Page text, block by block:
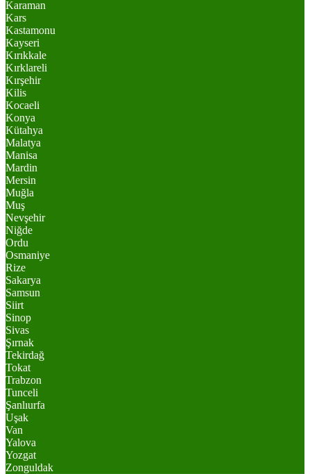
Karaman
Kars
Kastamonu
Kayseri
Kırıkkale
Kırklareli
Kırşehir
Kilis
Kocaeli
Konya
Kütahya
Malatya
Manisa
Mardin
Mersin
Muğla
Muş
Nevşehir
Niğde
Ordu
Osmaniye
Rize
Sakarya
Samsun
Siirt
Sinop
Sivas
Şırnak
Tekirdağ
Tokat
Trabzon
Tunceli
Şanlıurfa
Uşak
Van
Yalova
Yozgat
Zonguldak